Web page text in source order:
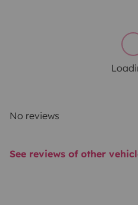
No reviews
See reviews of other